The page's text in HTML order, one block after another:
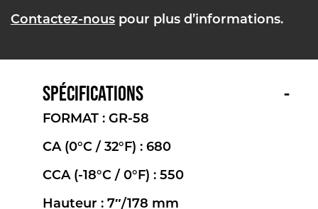
Contactez-nous pour plus d’informations.
SPÉCIFICATIONS
FORMAT : GR-58
CA (0°C / 32°F) : 680
CCA (-18°C / 0°F) : 550
Hauteur : 7″/178 mm